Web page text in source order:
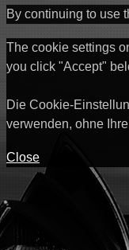
By continuing to use
The cookie settings
you click "Accept"
Die Cookie-
verwenden, ohne
Close